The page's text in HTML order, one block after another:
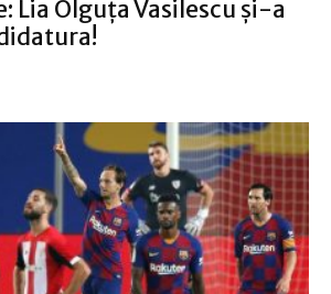
Lia Olguţa Vasilescu şi-a